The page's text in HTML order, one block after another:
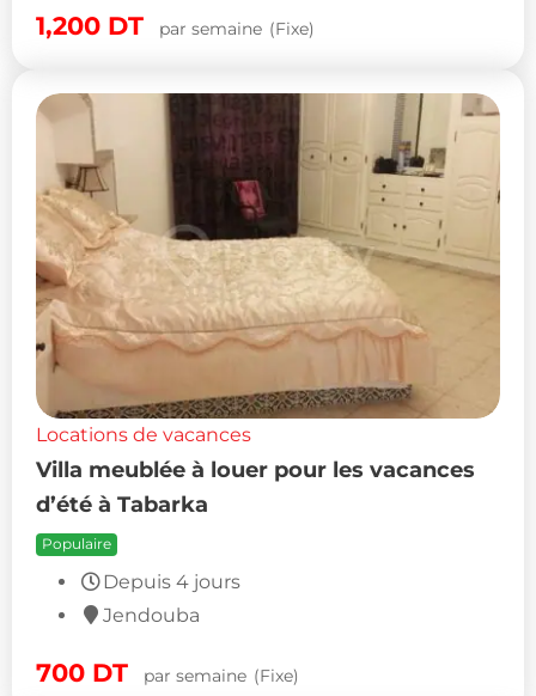
1,200 DT par semaine (Fixe)
Locations de vacances
Villa meublée à louer pour les vacances
d’été à Tabarka
Populaire
Depuis 4 jours
Jendouba
700 DT par semaine (Fixe)